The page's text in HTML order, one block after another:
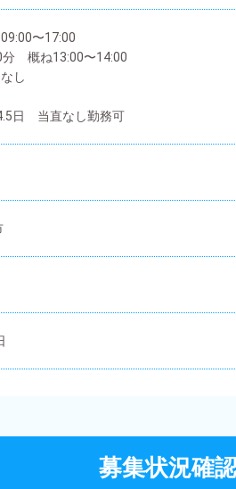
〜17:00
分 概ね13:00〜14:00
し
日 当直なし勤務可
募集状況確